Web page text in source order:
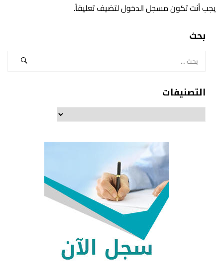
يجب أنت تكونمسجل الدخوللتضيف تعليقاً.
بحث
التصنيفات